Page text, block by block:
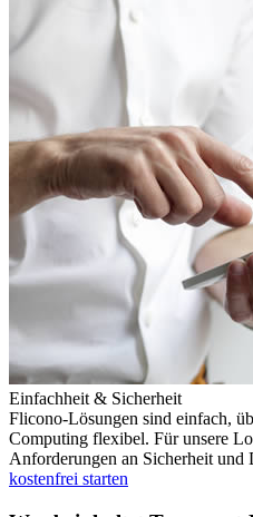
Einfachheit & Sicherheit
Flicono-Lösungen sind einfach,
Computing flexibel. Für unsere
Anforderungen an Sicherheit und
kostenfrei starten